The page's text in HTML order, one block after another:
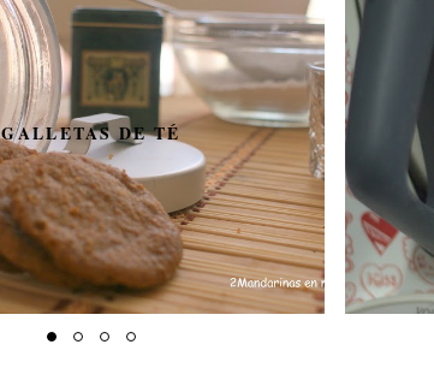
GALLETAS DE TÉ